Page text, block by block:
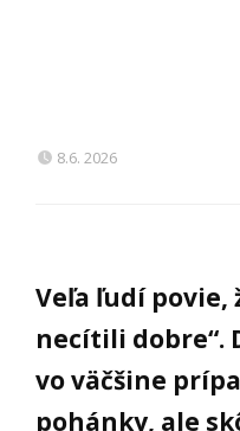
8.6. 2026
Veľa ľudí povie,
necítili dobre“.
vo väčšine
pohánky, ale